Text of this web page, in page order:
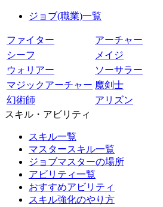
ジョブ(職業)一覧
ファイター
アーチャー
シーフ
メイジ
ウォリアー
ソーサラー
マジックアーチャー 魔剣士
幻術師
アリズン
スキル・アビリティ
スキル一覧
マスタースキル一覧
ジョブマスターの場所
アビリティ一覧
おすすめアビリティ
スキル強化のやり方